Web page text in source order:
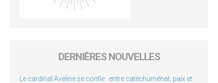
DERNIÈRES NOUVELLES
Le cardinal Aveline se confie : entre catéchuménat, paix et